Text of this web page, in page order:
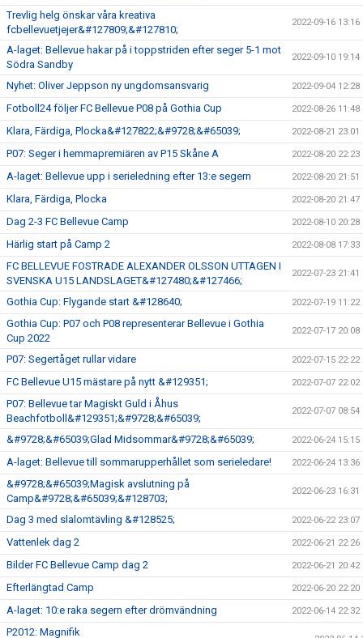
Trevlig helg önskar våra kreativa
fcbellevuetjejer&#127809;&#127810;
2022-09-16 13:16
A-laget: Bellevue hakar på i toppstriden efter seger 5-1 mot
Södra Sandby
2022-09-10 19:14
Nyhet: Oliver Jeppson ny ungdomsansvarig 2022-09-04 12:28
Fotboll24 följer FC Bellevue P08 på Gothia Cup 2022-08-26 11:48
Klara, Färdiga, Plocka&#127822;&#9728;&#65039; 2022-08-21 23:01
P07: Seger i hemmapremiären av P15 Skåne A 2022-08-20 22:23
A-laget: Bellevue upp i serieledning efter 13:e segern 2022-08-20 21:51
Klara, Färdiga, Plocka 2022-08-20 21:47
Dag 2-3 FC Bellevue Camp 2022-08-10 20:28
Härlig start på Camp 2 2022-08-08 17:33
FC BELLEVUE FOSTRADE ALEXANDER OLSSON UTTAGEN I
SVENSKA U15 LANDSLAGET&#127480;&#127466;
2022-07-23 21:41
Gothia Cup: Flygande start &#128640; 2022-07-19 11:22
Gothia Cup: P07 och P08 representerar Bellevue i Gothia
Cup 2022
2022-07-17 20:08
P07: Segertåget rullar vidare 2022-07-15 22:22
FC Bellevue U15 mästare på nytt &#129351; 2022-07-07 22:02
P07: Bellevue tar Magiskt Guld i Åhus
Beachfotboll&#129351;&#9728;&#65039;
2022-07-07 08:54
&#9728;&#65039;Glad Midsommar&#9728;&#65039; 2022-06-24 15:15
A-laget: Bellevue till sommarupperhållet som serieledare! 2022-06-24 13:36
&#9728;&#65039;Magisk avslutning på
Camp&#9728;&#65039;&#128703;
2022-06-23 16:31
Dag 3 med slalomtävling &#128525; 2022-06-22 23:07
Vattenlek dag 2 2022-06-21 22:26
Bilder FC Bellevue Camp dag 2 2022-06-21 20:42
Efterlängtad Camp 2022-06-20 22:20
A-laget: 10:e raka segern efter drömvändning 2022-06-14 22:32
P2012: Magnifik